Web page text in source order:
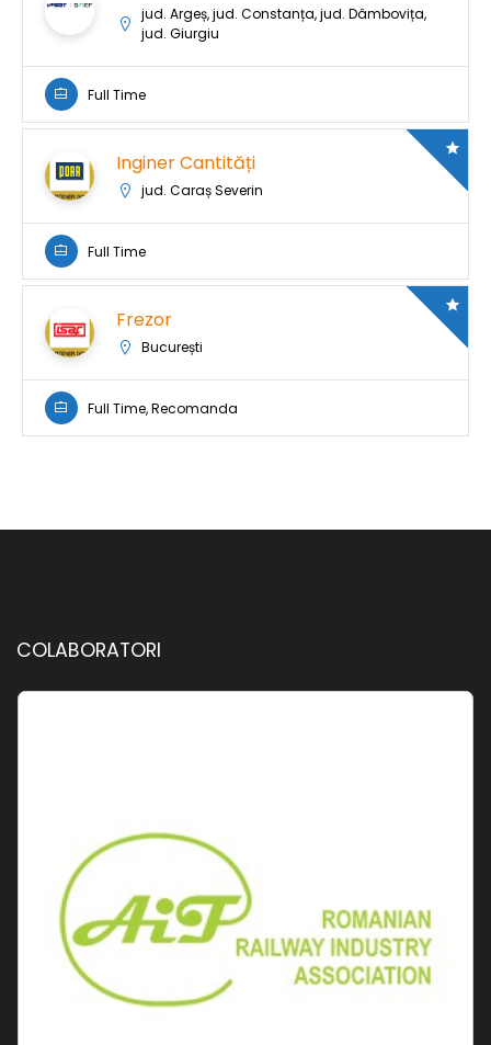
jud. Argeș, jud. Constanța, jud. Dâmbovița,
jud. Giurgiu
Full Time
Inginer Cantități
jud. Caraș Severin
Full Time
Frezor
București
Full Time, Recomanda
COLABORATORI